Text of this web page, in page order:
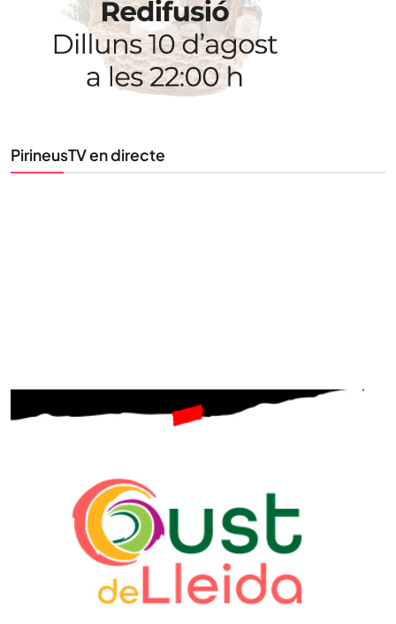
PirineusTV en directe
Uneix-te al nostre butlletí
Tota l’actualitat, seleccionada i enviada directament
al teu correu. Subscriu-te al nostre butlletí i segueix
la informació que importa.